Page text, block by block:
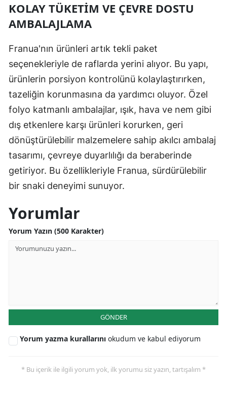
KOLAY TÜKETIM VE ÇEVRE DOSTU
AMBALAJLAMA
Franua'nın ürünleri artık tekli paket
seçenekleriyle de raflarda yerini alıyor. Bu yapı,
ürünlerin porsiyon kontrolünü kolaylaştırırken,
tazeliğin korunmasına da yardımcı oluyor. Özel
folyo katmanlı ambalajlar, ışık, hava ve nem gibi
dış etkenlere karşı ürünleri korurken, geri
dönüştürülebilir malzemelere sahip akılcı ambalaj
tasarımı, çevreye duyarlılığı da beraberinde
getiriyor. Bu özellikleriyle Franua, sürdürülebilir
bir snaki deneyimi sunuyor.
Yorumlar
Yorum Yazın (500 Karakter)
GÖNDER
Yorum yazma kurallarını okudum ve kabul ediyorum
* Bu içerik ile ilgili yorum yok, ilk yorumu siz yazın, tartışalım *